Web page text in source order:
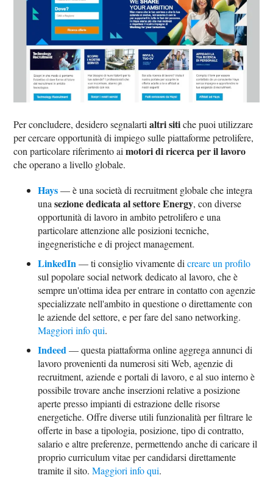
Per concludere, desidero segnalartialtri sitiche puoi utilizzare
per cercare opportunità di impiego sulle piattaforme petrolifere,
con particolare riferimento aimotori di ricerca per il lavoro
che operano a livello globale.
Hays— è una società di recruitment globale che integra
unasezione dedicata al settore Energy, con diverse
opportunità di lavoro in ambito petrolifero e una
particolare attenzione alle posizioni tecniche,
ingegneristiche e di project management.
LinkedIn— ti consiglio vivamente dicreare un profilo
sul popolare social network dedicato al lavoro, che è
sempre un'ottima idea per entrare in contatto con agenzie
specializzate nell'ambito in questione o direttamente con
le aziende del settore, e per fare del sano networking.
Maggiori info qui.
Indeed— questa piattaforma online aggrega annunci di
lavoro provenienti da numerosi siti Web, agenzie di
recruitment, aziende e portali di lavoro, e al suo interno è
possibile trovare anche inserzioni relative a posizione
aperte presso impianti di estrazione delle risorse
energetiche. Offre diverse utili funzionalità per filtrare le
offerte in base a tipologia, posizione, tipo di contratto,
salario e altre preferenze, permettendo anche di caricare il
proprio curriculum vitae per candidarsi direttamente
tramite il sito.Maggiori info qui.